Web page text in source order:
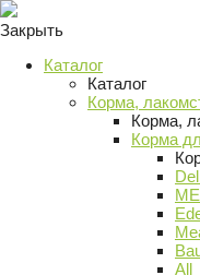
Закрыть
Каталог
Каталог
Корма,
Корма,
Корма
All